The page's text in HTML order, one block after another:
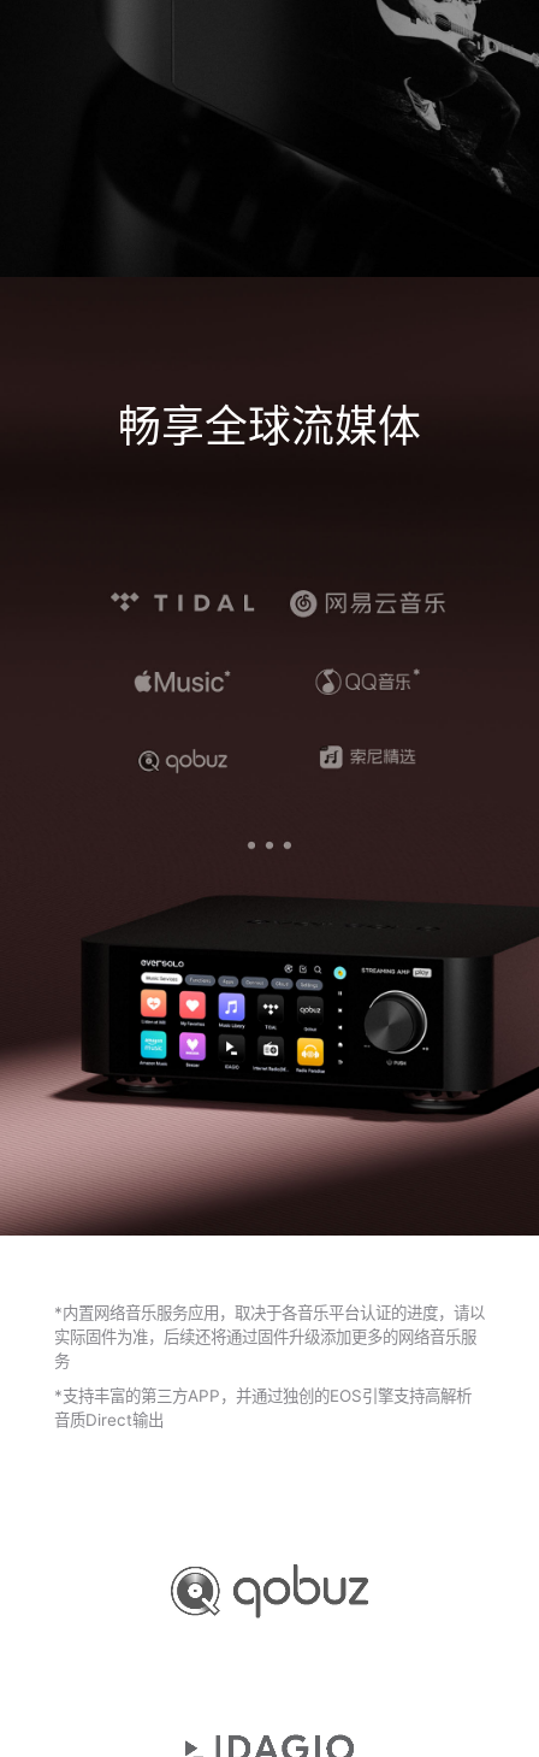
畅享全球流媒体
*内置网络音乐服务应用，取决于各音乐平台认证的进度，请以
实际固件为准，后续还将通过固件升级添加更多的网络音乐服
务
*支持丰富的第三方APP，并通过独创的EOS引擎支持高解析
音质Direct输出